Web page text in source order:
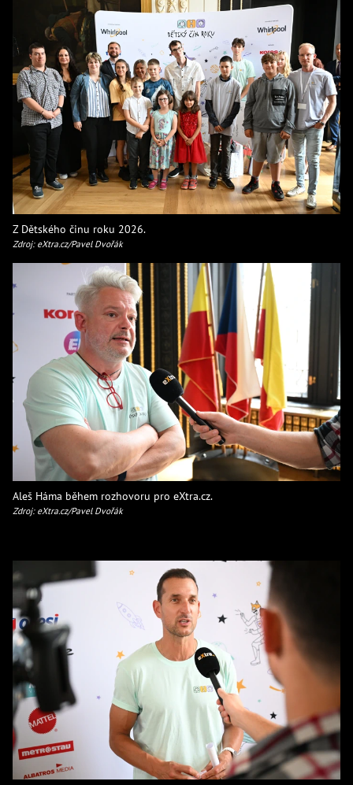
Z Dětského činu roku 2026.
Zdroj: eXtra.cz/Pavel Dvořák
Aleš Háma během rozhovoru pro eXtra.cz.
Zdroj: eXtra.cz/Pavel Dvořák